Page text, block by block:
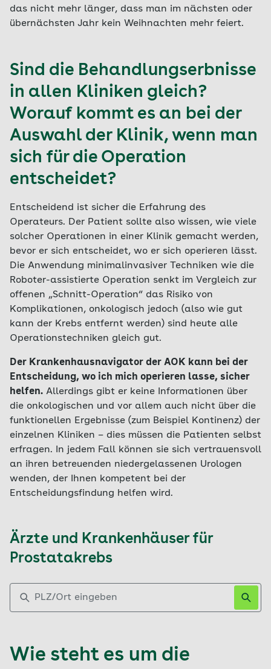
das nicht mehr länger, dass man im nächsten oder
übernächsten Jahr kein Weihnachten mehr feiert.
Sind die Behandlungserbnisse
in allen Kliniken gleich?
Worauf kommt es an bei der
Auswahl der Klinik, wenn man
sich für die Operation
entscheidet?
Entscheidend ist sicher die Erfahrung des
Operateurs. Der Patient sollte also wissen, wie viele
solcher Operationen in einer Klinik gemacht werden,
bevor er sich entscheidet, wo er sich operieren lässt.
Die Anwendung minimalinvasiver Techniken wie die
Roboter-assistierte Operation senkt im Vergleich zur
offenen „Schnitt-Operation“ das Risiko von
Komplikationen, onkologisch jedoch (also wie gut
kann der Krebs entfernt werden) sind heute alle
Operationstechniken gleich gut.
Der Krankenhausnavigator der AOK kann bei der
Entscheidung, wo ich mich operieren lasse, sicher
helfen. Allerdings gibt er keine Informationen über
die onkologischen und vor allem auch nicht über die
funktionellen Ergebnisse (zum Beispiel Kontinenz) der
einzelnen Kliniken – dies müssen die Patienten selbst
erfragen. In jedem Fall können sie sich vertrauensvoll
an ihren betreuenden niedergelassenen Urologen
wenden, der Ihnen kompetent bei der
Entscheidungsfindung helfen wird.
Ärzte und Krankenhäuser für
Prostatakrebs
Wie steht es um die